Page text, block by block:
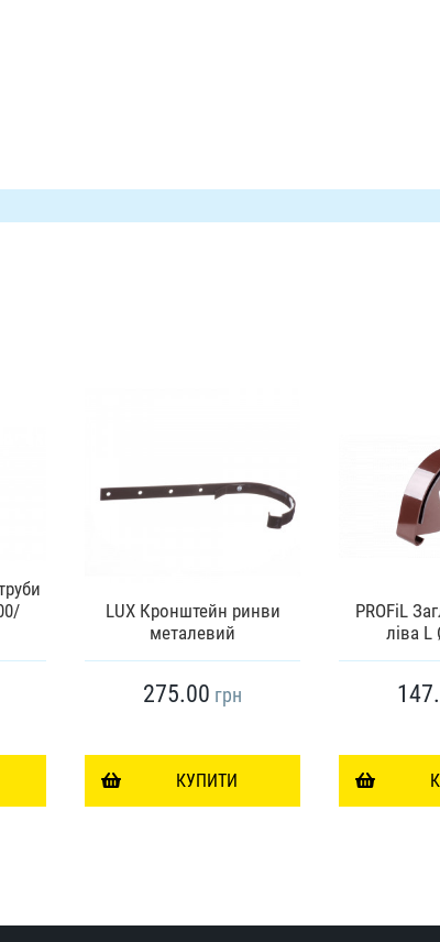
LUX Кронштейн ринви
металевий
275.00 грн
КУПИТИ
PROFiL
ліва L